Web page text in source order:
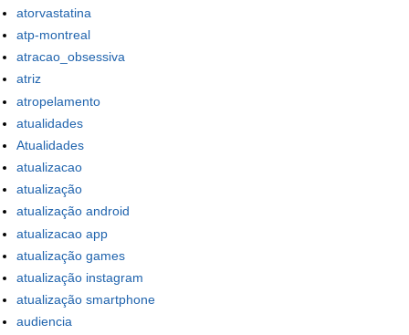
atorvastatina
atp-montreal
atracao_obsessiva
atriz
atropelamento
atualidades
Atualidades
atualizacao
atualização
atualização android
atualizacao app
atualização games
atualização instagram
atualização smartphone
audiencia